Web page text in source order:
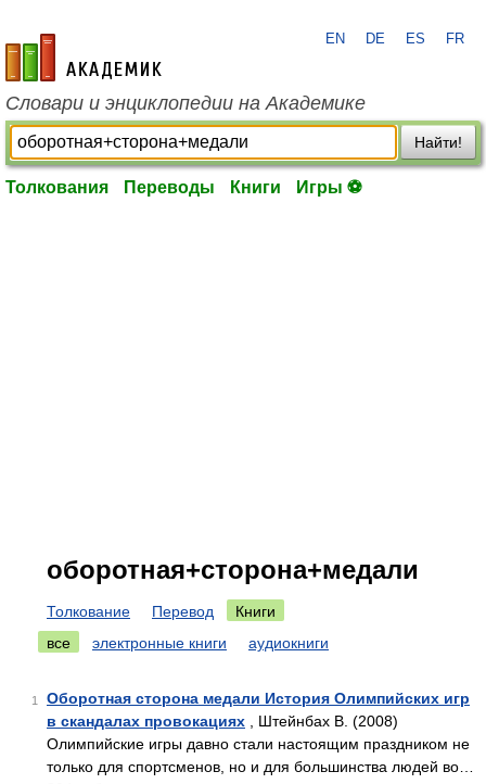
academic.ru
EN DE ES FR
Словари и энциклопедии на Академике
Найти!
Толкования Переводы Книги Игры ⚽
оборотная+сторона+медали
Толкование Перевод
Книги
все
электронные книги аудиокниги
1
Оборотная сторона медали История Олимпийских игр
в скандалах провокациях , Штейнбах В. (2008)
Олимпийские игры давно стали настоящим праздником не
только для спортсменов, но и для большинства людей во…